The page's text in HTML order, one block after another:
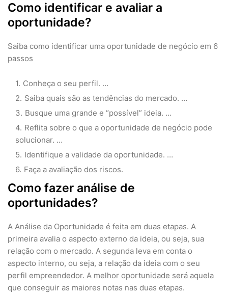
Como identificar e avaliar a
oportunidade?
Saiba como identificar uma oportunidade de negócio em 6
passos
Conheça o seu perfil. …
Saiba quais são as tendências do mercado. …
Busque uma grande e “possível” ideia. …
Reflita sobre o que a oportunidade de negócio pode
solucionar. …
Identifique a validade da oportunidade. …
Faça a avaliação dos riscos.
Como fazer análise de
oportunidades?
A Análise da Oportunidade é feita em duas etapas. A
primeira avalia o aspecto externo da ideia, ou seja, sua
relação com o mercado. A segunda leva em conta o
aspecto interno, ou seja, a relação da ideia com o seu
perfil empreendedor. A melhor oportunidade será aquela
que conseguir as maiores notas nas duas etapas.